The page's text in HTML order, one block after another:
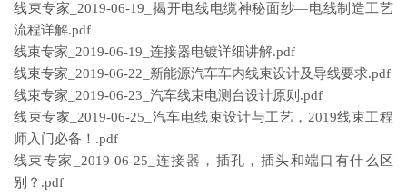
线束专家_2019-06-19_揭开电线电缆神秘面纱—电线制造工艺
流程详解.pdf
线束专家_2019-06-19_连接器电镀详细讲解.pdf
线束专家_2019-06-22_新能源汽车车内线束设计及导线要求.pdf
线束专家_2019-06-23_汽车线束电测台设计原则.pdf
线束专家_2019-06-25_汽车电线束设计与工艺，2019线束工程
师入门必备！.pdf
线束专家_2019-06-25_连接器，插孔，插头和端口有什么区
别？.pdf